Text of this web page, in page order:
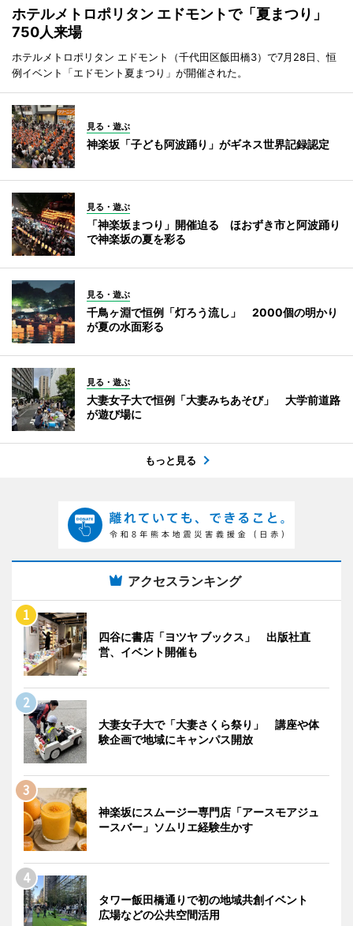
ホテルメトロポリタン エドモントで「夏まつり」
750人来場
ホテルメトロポリタン エドモント（千代田区飯田橋3）で7月28日、恒
例イベント「エドモント夏まつり」が開催された。
見る・遊ぶ
神楽坂「子ども阿波踊り」がギネス世界記録認定
見る・遊ぶ
「神楽坂まつり」開催迫る ほおずき市と阿波踊り
で神楽坂の夏を彩る
見る・遊ぶ
千鳥ヶ淵で恒例「灯ろう流し」 2000個の明かり
が夏の水面彩る
見る・遊ぶ
大妻女子大で恒例「大妻みちあそび」 大学前道路
が遊び場に
もっと見る
アクセスランキング
四谷に書店「ヨツヤ ブックス」 出版社直
営、イベント開催も
大妻女子大で「大妻さくら祭り」 講座や体
験企画で地域にキャンパス開放
神楽坂にスムージー専門店「アースモアジュ
ースバー」ソムリエ経験生かす
タワー飯田橋通りで初の地域共創イベント
広場などの公共空間活用